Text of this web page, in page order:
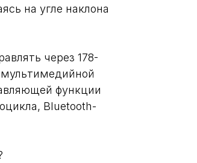
на угле наклона
через 178-
функции
Bluetooth-